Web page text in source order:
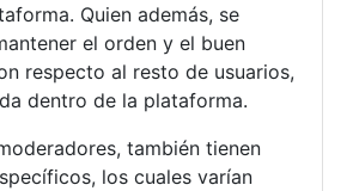
Quien además, se
el orden y el buen
respecto al resto de usuarios,
dentro de la plataforma.
también tienen
los cuales varían